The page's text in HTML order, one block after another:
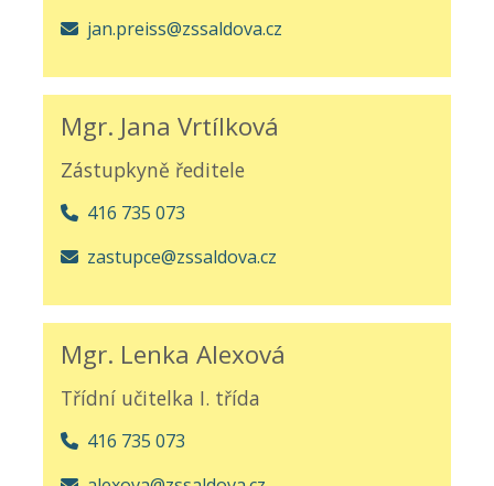
jan.preiss@zssaldova.cz
Mgr. Jana Vrtílková
Zástupkyně ředitele
416 735 073
zastupce@zssaldova.cz
Mgr. Lenka Alexová
Třídní učitelka I. třída
416 735 073